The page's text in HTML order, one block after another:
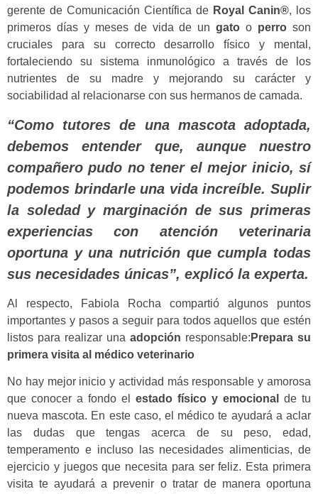
gerente de Comunicación Científica de Royal Canin®, los
primeros días y meses de vida de ungato o perro son
cruciales para su correcto desarrollo físico y mental,
fortaleciendo su sistema inmunológico a través de los
nutrientes de su madre y mejorando su carácter y
sociabilidad al relacionarse con sus hermanos de camada.
“Como tutores de una mascota adoptada,
debemos entender que, aunque nuestro
compañero pudo no tener el mejor inicio, sí
podemos brindarle una vida increíble. Suplir
la soledad y marginación de sus primeras
experiencias con atención veterinaria
oportuna y una nutrición que cumpla todas
sus necesidades únicas”, explicó la experta.
Al respecto, Fabiola Rocha compartió algunos puntos
importantes y pasos a seguir para todos aquellos que estén
listos para realizar una adopción responsable: Prepara su
primera visita al médico veterinario
No hay mejor inicio y actividad más responsable y amorosa
que conocer a fondo el estado físico y emocional
de tu
nueva mascota. En este caso, el médico te ayudará a aclar
las dudas que tengas acerca de su peso, edad,
temperamento e incluso las necesidades alimenticias, de
ejercicio y juegos que necesita para ser feliz. Esta primera
visita te ayudará a prevenir o tratar de manera oportuna